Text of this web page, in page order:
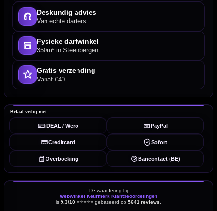
Deskundig advies
Van echte darters
Fysieke dartwinkel
350m² in Steenbergen
Gratis verzending
Vanaf €40
Betaal veilig met
iDEAL / Wero PayPal
Creditcard Sofort
Overboeking Bancontact (BE)
De waardering bij
Webwinkel Keurmerk Klantbeoordelingen
is 9.3/10 ⭐⭐⭐⭐⭐ gebaseerd op 5641 reviews